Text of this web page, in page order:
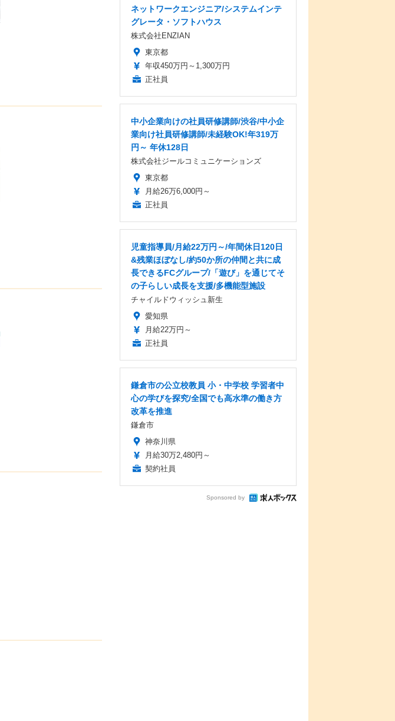
ネットワークエンジニア/システムインテ
グレータ・ソフトハウス
株式会社ENZIAN
東京都
年収450万円～1,300万円
正社員
中小企業向けの社員研修講師/渋谷/中小企
業向け社員研修講師/未経験OK!年319万
円～ 年休128日
株式会社ジールコミュニケーションズ
東京都
月給26万6,000円～
正社員
児童指導員/月給22万円～/年間休日120日
&残業ほぼなし/約50か所の仲間と共に成
長できるFCグループ/「遊び」を通じてそ
の子らしい成長を支援/多機能型施設
チャイルドウィッシュ新生
愛知県
月給22万円～
正社員
鎌倉市の公立校教員 小・中学校 学習者中
心の学びを探究/全国でも高水準の働き方
改革を推進
鎌倉市
神奈川県
月給30万2,480円～
契約社員
Sponsored by